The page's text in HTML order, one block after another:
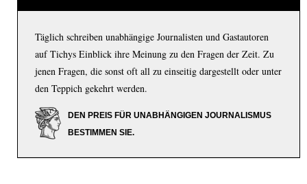
Täglich schreiben unabhängige Journalisten und Gastautoren
auf Tichys Einblick ihre Meinung zu den Fragen der Zeit. Zu
jenen Fragen, die sonst oft all zu einseitig dargestellt oder unter
den Teppich gekehrt werden.
DEN PREIS FÜR UNABHÄNGIGEN JOURNALISMUS
BESTIMMEN SIE.